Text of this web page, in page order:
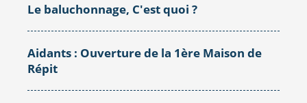
Le baluchonnage, C'est quoi ?
Aidants : Ouverture de la 1ère Maison de
Répit